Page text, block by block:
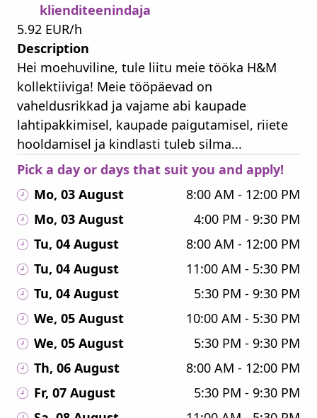
klienditeenindaja
5.92 EUR/h
Description
Hei moehuviline, tule liitu meie tööka H&M
kollektiiviga! Meie tööpäevad on
vaheldusrikkad ja vajame abi kaupade
lahtipakkimisel, kaupade paigutamisel, riiete
hooldamisel ja kindlasti tuleb silma...
Pick a day or days that suit you and apply!
Mo, 03 August
8:00 AM - 12:00 PM
Mo, 03 August
4:00 PM - 9:30 PM
Tu, 04 August
8:00 AM - 12:00 PM
Tu, 04 August
11:00 AM - 5:30 PM
Tu, 04 August
5:30 PM - 9:30 PM
We, 05 August
10:00 AM - 5:30 PM
We, 05 August
5:30 PM - 9:30 PM
Th, 06 August
8:00 AM - 12:00 PM
Fr, 07 August
5:30 PM - 9:30 PM